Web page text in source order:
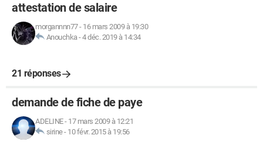
attestation de salaire
morgannnn77- 16 mars 2009 à 19:30
Anouchka-4 déc. 2019 à 14:34
21 réponses
demande de fiche de paye
ADELINE- 17 mars 2009 à 12:21
sirine- 10 févr. 2015 à 19:56